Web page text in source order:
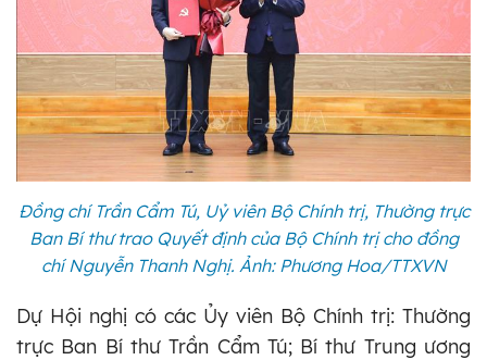
Đồng chí Trần Cẩm Tú, Uỷ viên Bộ Chính trị, Thường trực
Ban Bí thư trao Quyết định của Bộ Chính trị cho đồng
chí Nguyễn Thanh Nghị. Ảnh: Phương Hoa/TTXVN
Dự Hội nghị có các Ủy viên Bộ Chính trị: Thường
trực Ban Bí thư Trần Cẩm Tú; Bí thư Trung ương